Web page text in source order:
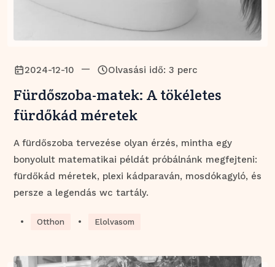
2024-12-10 — Olvasási idő: 3 perc
Fürdőszoba-matek: A tökéletes
fürdőkád méretek
A fürdőszoba tervezése olyan érzés, mintha egy
bonyolult matematikai példát próbálnánk megfejteni:
fürdőkád méretek, plexi kádparaván, mosdókagyló, és
persze a legendás wc tartály.
• Otthon • Elolvasom